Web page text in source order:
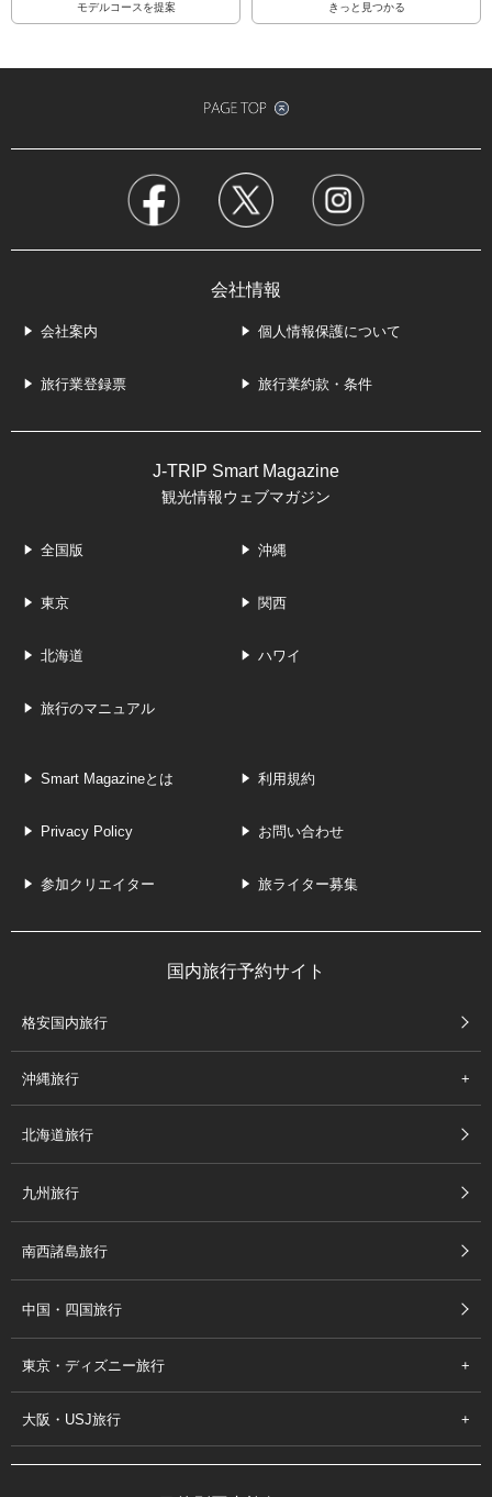
モデルコースを提案
きっと見つかる
会社情報
会社案内 個人情報保護について
旅行業登録票 旅行業約款・条件
J-TRIP Smart Magazine
観光情報ウェブマガジン
全国版 沖縄
東京 関西
北海道 ハワイ
旅行のマニュアル
Smart Magazineとは 利用規約
Privacy Policy お問い合わせ
参加クリエイター 旅ライター募集
国内旅行予約サイト
格安国内旅行
沖縄旅行
北海道旅行
九州旅行
南西諸島旅行
中国・四国旅行
東京・ディズニー旅行
大阪・USJ旅行